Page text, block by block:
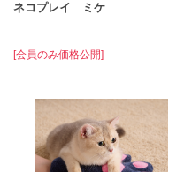
ネコプレイ ミケ
[会員のみ価格公開]